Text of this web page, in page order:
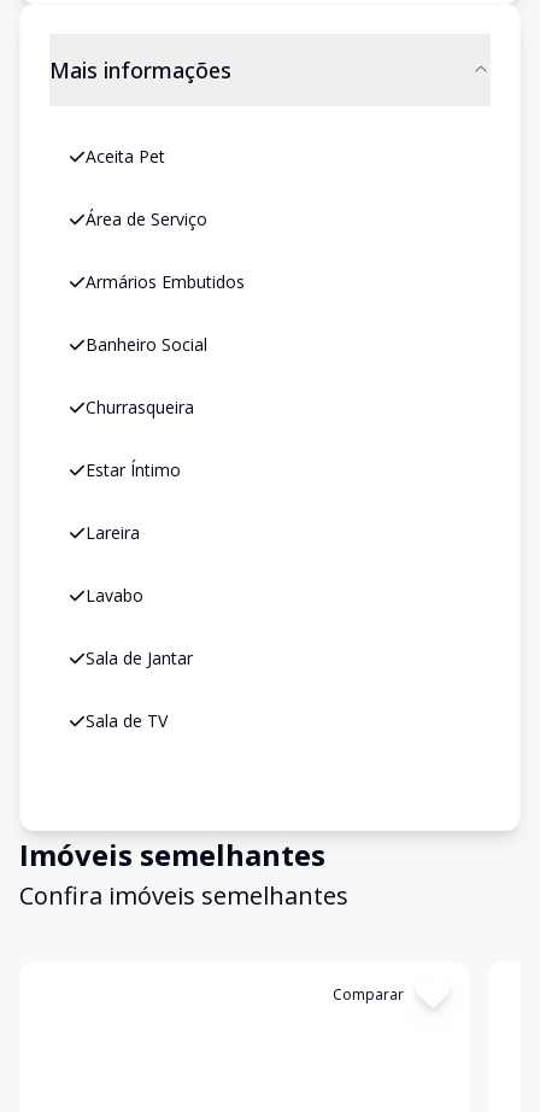
Mais informações
Aceita Pet
Área de Serviço
Armários Embutidos
Banheiro Social
Churrasqueira
Estar Íntimo
Lareira
Lavabo
Sala de Jantar
Sala de TV
Imóveis semelhantes
Confira imóveis semelhantes
Comparar